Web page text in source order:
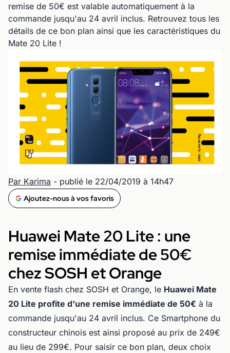
remise de 50€ est valable automatiquement à la
commande jusqu'au 24 avril inclus. Retrouvez tous les
détails de ce bon plan ainsi que les caractéristiques du
Mate 20 Lite !
Par Karima - publié le 22/04/2019 à 14h47
Ajoutez-nous à vos favoris
Huawei Mate 20 Lite : une
remise immédiate de 50€
chez SOSH et Orange
En vente flash chez SOSH et Orange, le Huawei Mate
20 Lite profite d'une remise immédiate de 50€ à la
commande jusqu'au 24 avril inclus. Ce Smartphone du
constructeur chinois est ainsi proposé au prix de 249€
au lieu de 299€. Pour saisir ce bon plan, deux choix